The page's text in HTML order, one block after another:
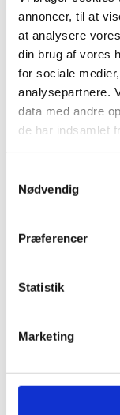
annoncer, til at
at analysere
din brug af vores
for sociale
analysepartnere.
data med andre
de har indsamlet
Nødvendig
Præferencer
Statistik
Marketing
Til
Sy-selv
Holiday-